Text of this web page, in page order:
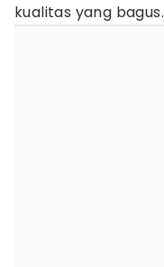
kualitas yang bagus.